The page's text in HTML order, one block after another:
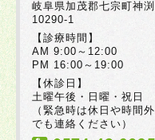
岐阜県加茂郡七宗町神渕
10290-1
【診療時間】
AM 9:00～12:00
PM 16:00～19:00
【休診日】
土曜午後・日曜・祝日
（緊急時は休日や時間外
でも連絡ください）